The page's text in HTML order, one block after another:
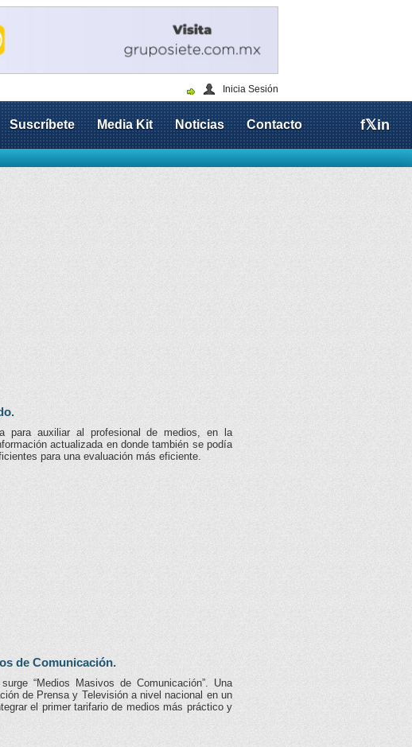
Inicia Sesión
Suscríbete Media Kit Noticias Contacto f𝕏in
para auxiliar al profesional de medios, en la
actualizada en donde también se podía
para una evaluación más eficiente.
de Comunicación.
“Medios Masivos de Comunicación”. Una
de Prensa y Televisión a nivel nacional en un
el primer tarifario de medios más práctico y